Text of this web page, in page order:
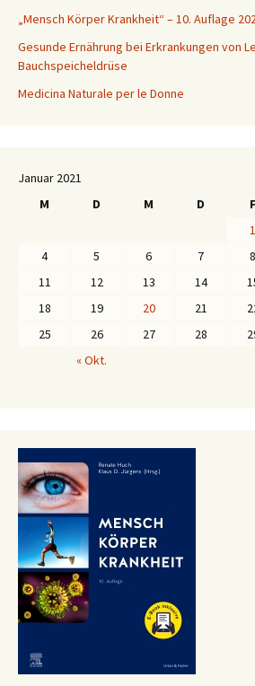
„Mensch Körper Krankheit“ – 10. Auflage
Gesunde Ernährung bei Erkrankungen von
Bauchspeicheldrüse
Medicina Naturale per le Donne
Januar 2021
M
D M D F
1
4
5 6 7 8
11
12 13 14
18
19 20 21
25
26 27 28
« Okt.